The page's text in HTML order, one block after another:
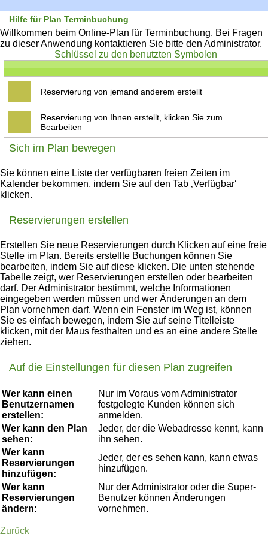
Hilfe für Plan Terminbuchung
Willkommen beim Online-Plan für Terminbuchung. Bei Fragen
zu dieser Anwendung kontaktieren Sie bitte den Administrator.
Schlüssel zu den benutzten Symbolen
Reservierung von jemand anderem erstellt
Reservierung von Ihnen erstellt, klicken Sie zum
Bearbeiten
Sich im Plan bewegen
Sie können eine Liste der verfügbaren freien Zeiten im
Kalender bekommen, indem Sie auf den Tab ‚Verfügbar‘
klicken.
Reservierungen erstellen
Erstellen Sie neue Reservierungen durch Klicken auf eine freie
Stelle im Plan. Bereits erstellte Buchungen können Sie
bearbeiten, indem Sie auf diese klicken. Die unten stehende
Tabelle zeigt, wer Reservierungen erstellen oder bearbeiten
darf. Der Administrator bestimmt, welche Informationen
eingegeben werden müssen und wer Änderungen an dem
Plan vornehmen darf. Wenn ein Fenster im Weg ist, können
Sie es einfach bewegen, indem Sie auf seine Titelleiste
klicken, mit der Maus festhalten und es an eine andere Stelle
ziehen.
Auf die Einstellungen für diesen Plan zugreifen
Wer kann einen
Benutzernamen
erstellen:
Nur im Voraus vom Administrator
festgelegte Kunden können sich
anmelden.
Wer kann den Plan
sehen:
Jeder, der die Webadresse kennt, kann
ihn sehen.
Wer kann
Reservierungen
hinzufügen:
Jeder, der es sehen kann, kann etwas
hinzufügen.
Wer kann
Reservierungen
ändern:
Nur der Administrator oder die Super-
Benutzer können Änderungen
vornehmen.
Zurück